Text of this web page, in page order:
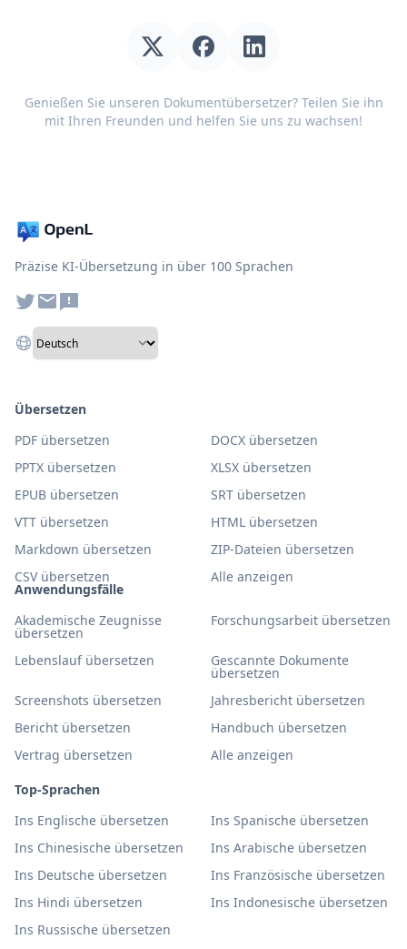
Genießen Sie unseren Dokumentübersetzer? Teilen Sie ihn
mit Ihren Freunden und helfen Sie uns zu wachsen!
Präzise KI-Übersetzung in über 100 Sprachen
Anwendungsfälle
Akademische Zeugnisse
übersetzen
Forschungsarbeit übersetzen
Lebenslauf übersetzen Gescannte Dokumente
übersetzen
Screenshots übersetzen
Jahresbericht übersetzen
Bericht übersetzen
Handbuch übersetzen
Vertrag übersetzen
Alle anzeigen
Top-Sprachen
Ins Englische übersetzen
Ins Spanische übersetzen
Ins Chinesische übersetzen
Ins Arabische übersetzen
Ins Deutsche übersetzen
Ins Französische übersetzen
Ins Hindi übersetzen
Ins Indonesische übersetzen
Ins Russische übersetzen
Übersetzen
PDF übersetzen
DOCX übersetzen
PPTX übersetzen
XLSX übersetzen
EPUB übersetzen
SRT übersetzen
VTT übersetzen
HTML übersetzen
Markdown übersetzen
ZIP-Dateien übersetzen
CSV übersetzen
Alle anzeigen